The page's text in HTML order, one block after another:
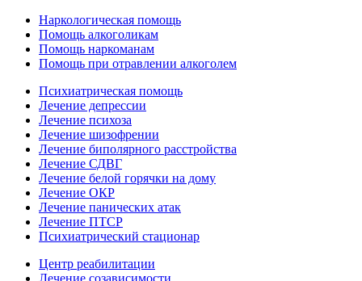
Наркологическая помощь
Помощь алкоголикам
Помощь наркоманам
Помощь при отравлении алкоголем
Психиатрическая помощь
Лечение депрессии
Лечение психоза
Лечение шизофрении
Лечение биполярного расстройства
Лечение СДВГ
Лечение белой горячки на дому
Лечение ОКР
Лечение панических атак
Лечение ПТСР
Психиатрический стационар
Центр реабилитации
Лечение созависимости